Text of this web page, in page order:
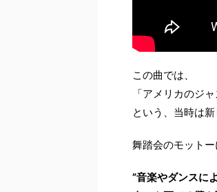
この曲では、
「アメリカのジ
という、当時は
舞踏会のモット
”音楽やダンスに